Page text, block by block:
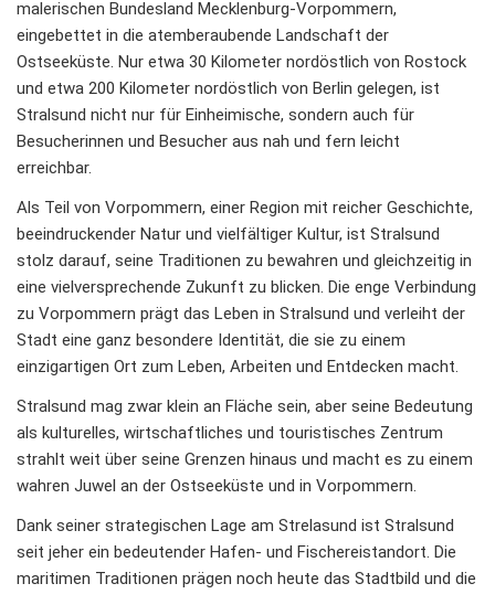
malerischen Bundesland Mecklenburg-Vorpommern,
eingebettet in die atemberaubende Landschaft der
Ostseeküste. Nur etwa 30 Kilometer nordöstlich von Rostock
und etwa 200 Kilometer nordöstlich von Berlin gelegen, ist
Stralsund nicht nur für Einheimische, sondern auch für
Besucherinnen und Besucher aus nah und fern leicht
erreichbar.
Als Teil von Vorpommern, einer Region mit reicher Geschichte,
beeindruckender Natur und vielfältiger Kultur, ist Stralsund
stolz darauf, seine Traditionen zu bewahren und gleichzeitig in
eine vielversprechende Zukunft zu blicken. Die enge Verbindung
zu Vorpommern prägt das Leben in Stralsund und verleiht der
Stadt eine ganz besondere Identität, die sie zu einem
einzigartigen Ort zum Leben, Arbeiten und Entdecken macht.
Stralsund mag zwar klein an Fläche sein, aber seine Bedeutung
als kulturelles, wirtschaftliches und touristisches Zentrum
strahlt weit über seine Grenzen hinaus und macht es zu einem
wahren Juwel an der Ostseeküste und in Vorpommern.
Dank seiner strategischen Lage am Strelasund ist Stralsund
seit jeher ein bedeutender Hafen- und Fischereistandort. Die
maritimen Traditionen prägen noch heute das Stadtbild und die